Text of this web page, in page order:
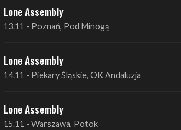
23.10 - Warszawa, Progresja
13.11 - Poznań, Pod Minogą
14.11 - Piekary Śląskie, OK Andaluzja